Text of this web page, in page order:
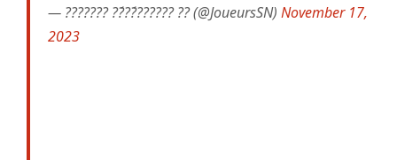
— ??????? ??́??́?????? ?? (@JoueursSN) November 17,
2023